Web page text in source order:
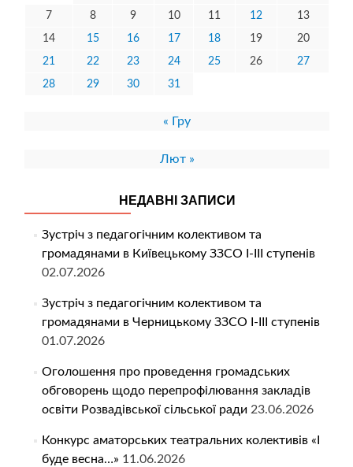
7 8 9 10 11 12 13
14 15 16 17 18 19 20
21 22 23 24 25 26 27
28 29 30 31
« Гру
Лют »
НЕДАВНІ ЗАПИСИ
Зустріч з педагогічним колективом та
громадянами в Київецькому ЗЗСО І-ІІІ ступенів
02.07.2026
Зустріч з педагогічним колективом та
громадянами в Черницькому ЗЗСО І-ІІІ ступенів
01.07.2026
Оголошення про проведення громадських
обговорень щодо перепрофілювання закладів
освіти Розвадівської сільської ради 23.06.2026
Конкурс аматорських театральних колективів «І
буде весна…» 11.06.2026